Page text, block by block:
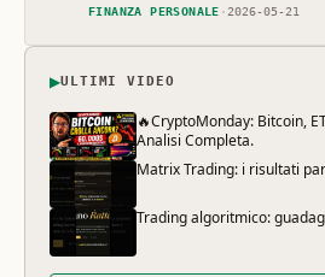
FINANZA PERSONALE ·2026-05-21
▶ULTIMI VIDEO
🔥CryptoMonday: Bitcoin,
Analisi Completa.
Matrix Trading: i risultati
Trading algoritmico: